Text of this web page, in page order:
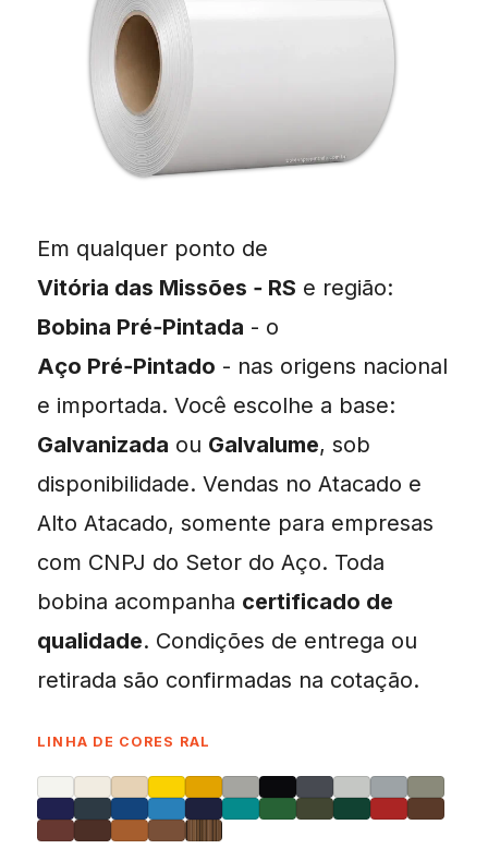
Em qualquer ponto de
Vitória das Missões ‑ RS e região:
Bobina Pré‑Pintada - o
Aço Pré‑Pintado - nas origens nacional
e importada. Você escolhe a base:
Galvanizada ou Galvalume, sob
disponibilidade. Vendas no Atacado e
Alto Atacado, somente para empresas
com CNPJ do Setor do Aço. Toda
bobina acompanha certificado de
qualidade. Condições de entrega ou
retirada são confirmadas na cotação.
LINHA DE CORES RAL